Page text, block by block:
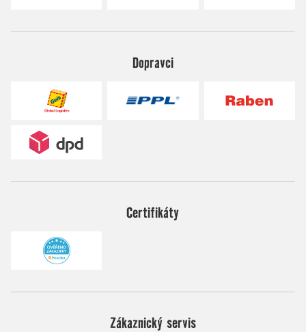
Dopravci
Certifikáty
Zákaznický servis